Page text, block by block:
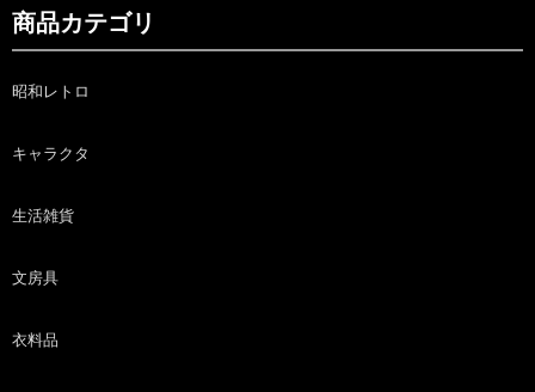
商品カテゴリ
昭和レトロ
キャラクタ
生活雑貨
文房具
衣料品